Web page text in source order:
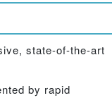
state-of-the-art
by rapid